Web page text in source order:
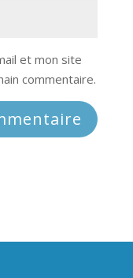
et mon site
commentaire.